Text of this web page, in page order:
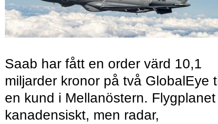
Saab har fått en order värd 10,1
miljarder kronor på två GlobalEye
en kund i Mellanöstern.
kanadensiskt, men radar,